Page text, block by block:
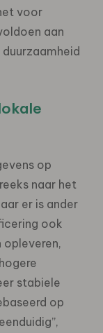
voor
aan
op
naar het
er is ander
ook
stabiele
op